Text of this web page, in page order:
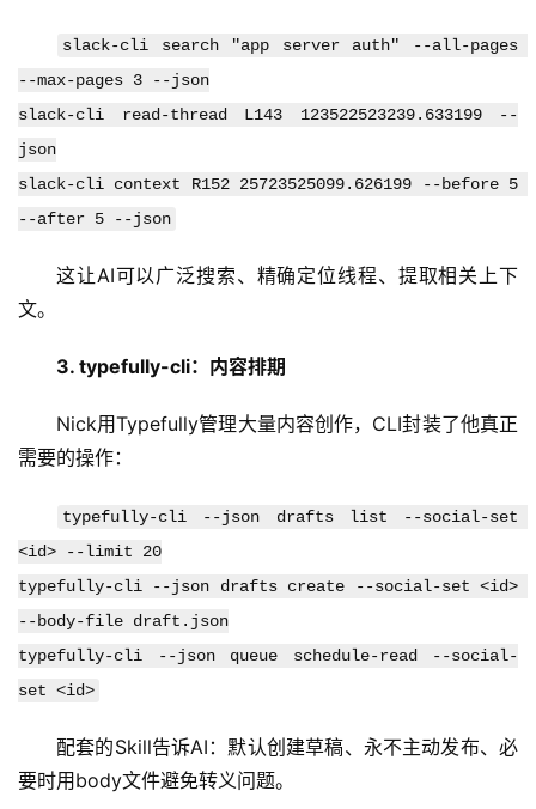
开
源
项
行
好
文
登录 注册
slack-cli search "app server auth" --all-pages
--max-pages 3 --json
slack-cli read-thread L143 123522523239.633199 --
json
slack-cli context R152 25723525099.626199 --before 5
--after 5 --json
这让AI可以广泛搜索、精确定位线程、提取相关上下
文。
3. typefully-cli：内容排期
Nick用Typefully管理大量内容创作，CLI封装了他真正
需要的操作：
typefully-cli --json drafts list --social-set
<id> --limit 20
typefully-cli --json drafts create --social-set <id>
--body-file draft.json
typefully-cli --json queue schedule-read --social-
set <id>
配套的Skill告诉AI：默认创建草稿、永不主动发布、必
要时用body文件避免转义问题。